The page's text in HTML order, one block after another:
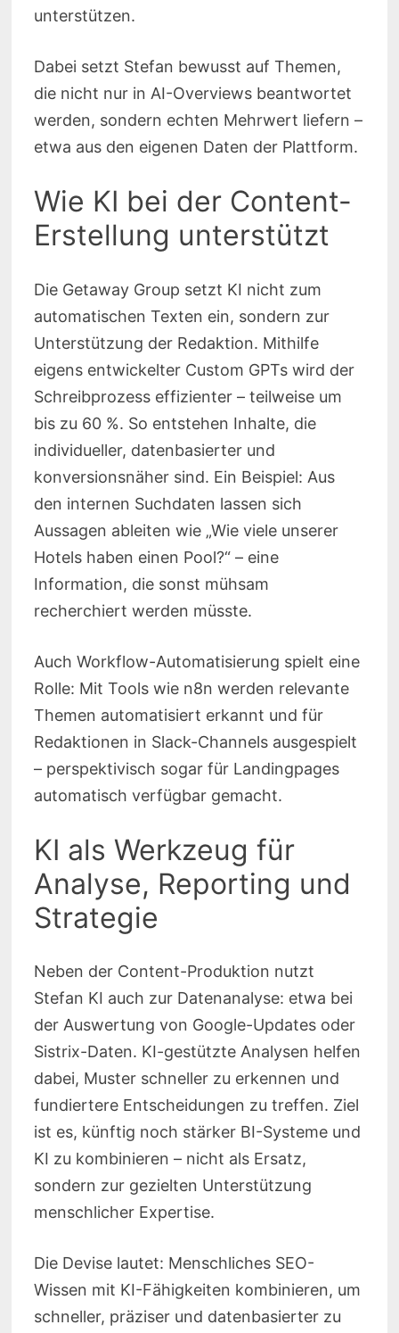
unterstützen.
Dabei setzt Stefan bewusst auf Themen,
die nicht nur in AI-Overviews beantwortet
werden, sondern echten Mehrwert liefern –
etwa aus den eigenen Daten der Plattform.
Wie KI bei der Content-
Erstellung unterstützt
Die Getaway Group setzt KI nicht zum
automatischen Texten ein, sondern zur
Unterstützung der Redaktion. Mithilfe
eigens entwickelter Custom GPTs wird der
Schreibprozess effizienter – teilweise um
bis zu 60 %. So entstehen Inhalte, die
individueller, datenbasierter und
konversionsnäher sind. Ein Beispiel: Aus
den internen Suchdaten lassen sich
Aussagen ableiten wie „Wie viele unserer
Hotels haben einen Pool?“ – eine
Information, die sonst mühsam
recherchiert werden müsste.
Auch Workflow-Automatisierung spielt eine
Rolle: Mit Tools wie n8n werden relevante
Themen automatisiert erkannt und für
Redaktionen in Slack-Channels ausgespielt
– perspektivisch sogar für Landingpages
automatisch verfügbar gemacht.
KI als Werkzeug für
Analyse, Reporting und
Strategie
Neben der Content-Produktion nutzt
Stefan KI auch zur Datenanalyse: etwa bei
der Auswertung von Google-Updates oder
Sistrix-Daten. KI-gestützte Analysen helfen
dabei, Muster schneller zu erkennen und
fundiertere Entscheidungen zu treffen. Ziel
ist es, künftig noch stärker BI-Systeme und
KI zu kombinieren – nicht als Ersatz,
sondern zur gezielten Unterstützung
menschlicher Expertise.
Die Devise lautet: Menschliches SEO-
Wissen mit KI-Fähigkeiten kombinieren, um
schneller, präziser und datenbasierter zu